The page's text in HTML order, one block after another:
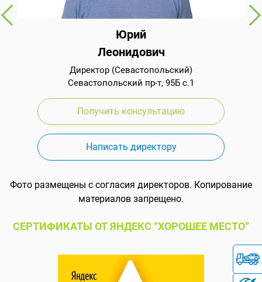
Юрий
Леонидович
Директор (Севастопольский)
Севастопольский пр-т, 95Б с.1
Получить консультацию
Написать директору
Фото размещены с согласия директоров. Копирование
материалов запрещено.
СЕРТИФИКАТЫ ОТ ЯНДЕКС “ХОРОШЕЕ МЕСТО”